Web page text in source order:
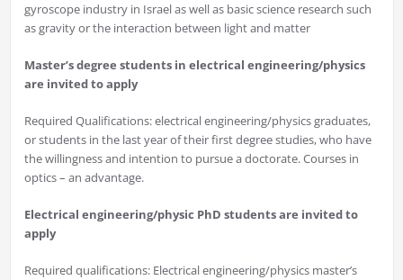
gyroscope industry in Israel as well as basic science research such
as gravity or the interaction between light and matter
Master’s degree students in electrical engineering/physics
are invited to apply
Required Qualifications: electrical engineering/physics graduates,
or students in the last year of their first degree studies, who have
the willingness and intention to pursue a doctorate. Courses in
optics – an advantage.
Electrical engineering/physic PhD students are invited to
apply
Required qualifications: Electrical engineering/physics master’s